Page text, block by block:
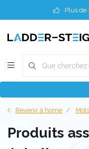
Plus de
Revenir à home
Produits